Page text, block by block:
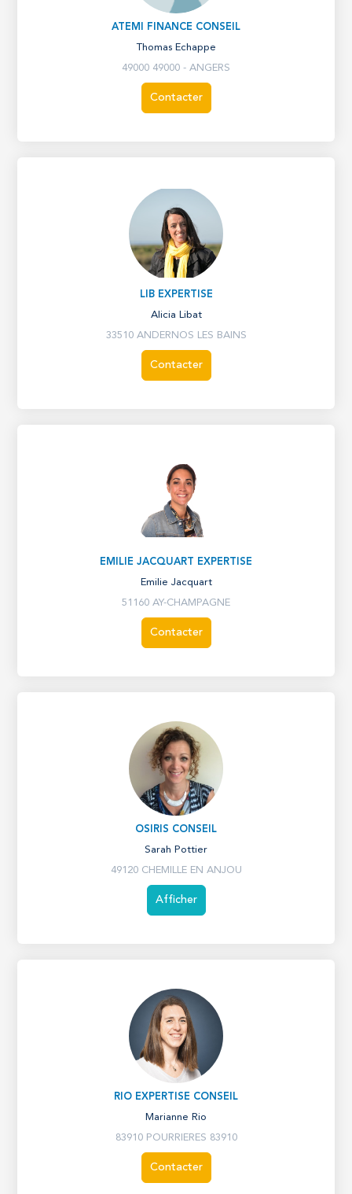
ATEMI FINANCE CONSEIL
Thomas Echappe
49000 49000 - ANGERS
Contacter
LIB EXPERTISE
Alicia Libat
33510 ANDERNOS LES BAINS
Contacter
EMILIE JACQUART EXPERTISE
Emilie Jacquart
51160 AY-CHAMPAGNE
Contacter
OSIRIS CONSEIL
Sarah Pottier
49120 CHEMILLE EN ANJOU
Afficher
RIO EXPERTISE CONSEIL
Marianne Rio
83910 POURRIERES 83910
Contacter